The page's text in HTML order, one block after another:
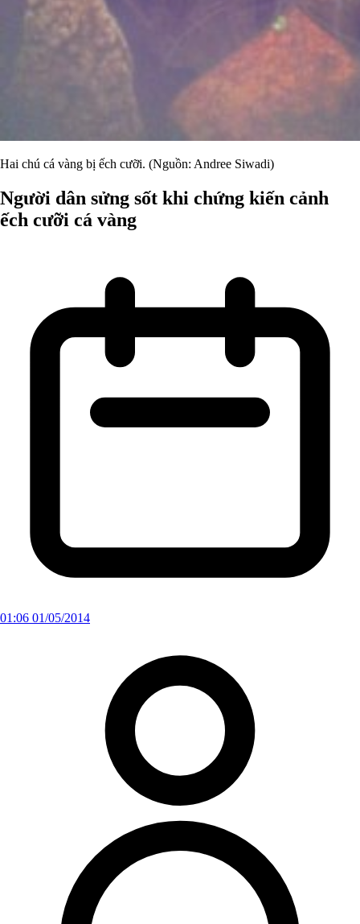
Hai chú cá vàng bị ếch cưỡi. (Nguồn: Andree Siwadi)
Người dân sửng sốt khi chứng kiến cảnh
ếch cưỡi cá vàng
01:06 01/05/2014